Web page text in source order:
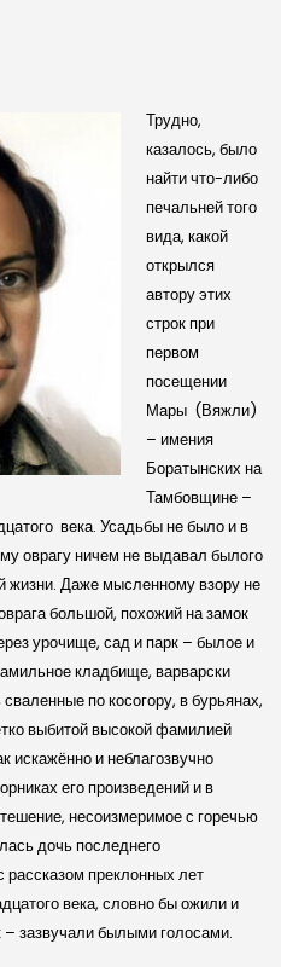
Трудно,
казалось, было
найти что-либо
печальней того
вида, какой
открылся
автору этих
строк при
первом
посещении
Мары (Вяжли)
– имения
Боратынских на
Тамбовщине –
века. Усадьбы не было и в
оврагу ничем не выдавал былого
жизни. Даже мысленному взору не
большой, похожий на замок
урочище, сад и парк – былое и
кладбище, варварски
по косогору, в бурьянах,
выбитой высокой фамилией
искажённо и неблагозвучно
его произведений и в
несоизмеримое с горечью
дочь последнего
преклонных лет
века, словно бы ожили и
зазвучали былыми голосами.